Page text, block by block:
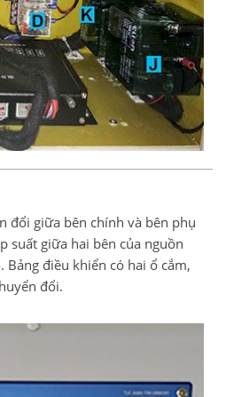
đổi giữa bên chính và bên phụ
suất giữa hai bên của nguồn
Bảng điều khiển có hai ổ cắm,
đổi.